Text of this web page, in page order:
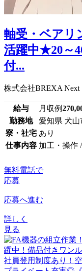
軸受・ベアリ
活躍中★20～
付...
株式会社BREXA Next
給与 月収例
勤務地
愛知県 犬山
寮・社宅 あり
仕事内容 加工・操作
無料電話で
応募
応募へ進む
詳しく
見る